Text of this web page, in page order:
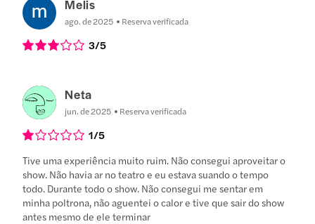
Melis
ago. de 2025 Reserva verificada
3/5
Neta
jun. de 2025 Reserva verificada
1/5
Tive uma experiência muito ruim. Não consegui aproveitar o
show. Não havia ar no teatro e eu estava suando o tempo
todo. Durante todo o show. Não consegui me sentar em
minha poltrona, não aguentei o calor e tive que sair do show
antes mesmo de ele terminar